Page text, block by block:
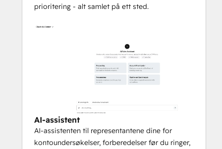
prioritering - alt samlet på ett sted.
AI-assistent
AI-assistenten til representantene dine for
kontoundersøkelser, forberedelser før du ringer,